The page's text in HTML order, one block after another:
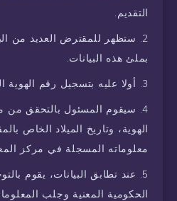
التقديم.
ستظهر للمقترض العديد من
بملئ هذه البيانات.
أولا عليه بتسجيل رقم الهوية
سيقوم المسئول بالتحقق من
الهوية، وتاريخ الميلاد الخاص
معلوماته المسجلة في مركز
عند تطابق البيانات، يقوم
الحكومية المعنية وجلب